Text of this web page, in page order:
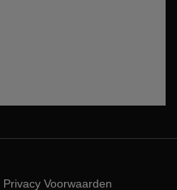
Privacy Voorwaarden